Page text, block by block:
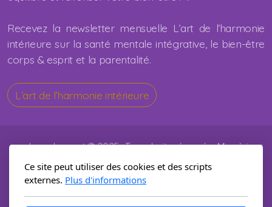
Recevez la newsletter mensuelle L’art de l’harmonie
intérieure sur la santé mentale intégrative , le bien-être
corps & esprit et la parentalité.
L’art de l’harmonie intérieure
sandymarlene.art © 2025 · Tous droits réservés · Mise à jour
le 10 mars 2026
Le contenu de ce site fournit des informations générales et ne
saurait remplacer un suivi médical.
Ce site peut utiliser des cookies et des scripts
externes. Plus d'informations